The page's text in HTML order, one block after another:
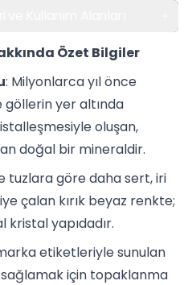
Özet Bilgiler
: Milyonlarca yıl önce
göllerin yer altında
oluşan,
doğal bir mineraldir.
tuzlara göre daha sert, iri
çalan kırık beyaz renkte;
yapıdadır.
etiketleriyle sunulan
sağlamak için topaklanma